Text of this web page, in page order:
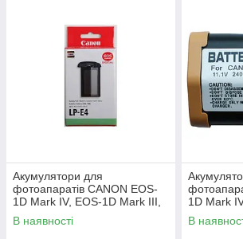
Акумулятори для
фотоапаратів CANON EOS-
1D Mark IV, EOS-1D Mark III,
EOS-1D C - LP-E4
В наявності
1D Mark
EOS-1D C
2400 ма
В